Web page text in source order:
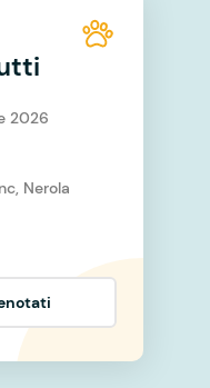
2026
Nerola